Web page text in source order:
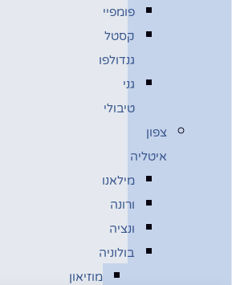
פומפיי
קסטל
גנדולפו
גני
טיבולי
צפון
איטליה
מילאנו
ורונה
ונציה
בולוניה
מוזיאון